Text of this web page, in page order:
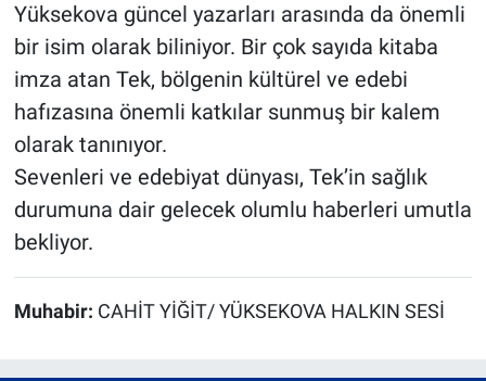
Yüksekova güncel yazarları arasında da önemli
bir isim olarak biliniyor. Bir çok sayıda kitaba
imza atan Tek, bölgenin kültürel ve edebi
hafızasına önemli katkılar sunmuş bir kalem
olarak tanınıyor.
Sevenleri ve edebiyat dünyası, Tek’in sağlık
durumuna dair gelecek olumlu haberleri umutla
bekliyor.
Muhabir: CAHİT YİĞİT/ YÜKSEKOVA HALKIN SESİ